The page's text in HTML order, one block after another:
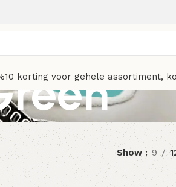
korting voor gehele assortiment,
Show 9